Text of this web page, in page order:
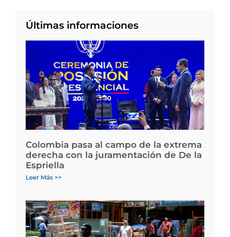
Últimas informaciones
Colombia pasa al campo de la extrema
derecha con la juramentación de De la
Espriella
Leer Más >>